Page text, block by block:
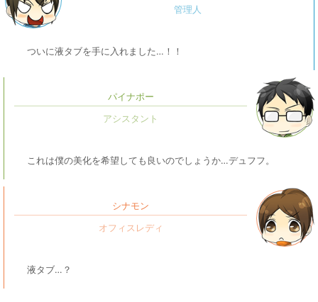
ついに液タブを手に入れました…！！
パイナポー
これは僕の美化を希望しても良いのでしょうか…デュフフ。
シナモン
液タブ…？